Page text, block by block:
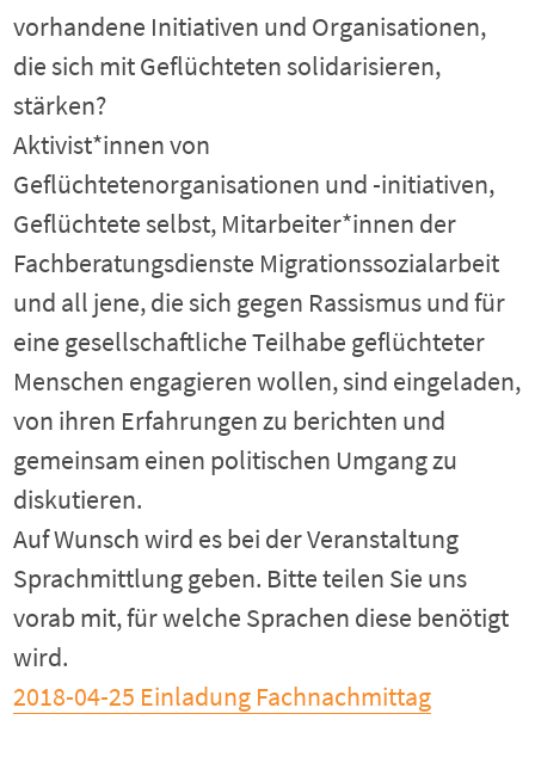
vorhandene Initiativen und Organisationen,
die sich mit Geflüchteten solidarisieren,
stärken?
Aktivist*innen von
Geflüchtetenorganisationen und -initiativen,
Geflüchtete selbst, Mitarbeiter*innen der
Fachberatungsdienste Migrationssozialarbeit
und all jene, die sich gegen Rassismus und für
eine gesellschaftliche Teilhabe geflüchteter
Menschen engagieren wollen, sind eingeladen,
von ihren Erfahrungen zu berichten und
gemeinsam einen politischen Umgang zu
diskutieren.
Auf Wunsch wird es bei der Veranstaltung
Sprachmittlung geben. Bitte teilen Sie uns
vorab mit, für welche Sprachen diese benötigt
wird.
2018-04-25 Einladung Fachnachmittag